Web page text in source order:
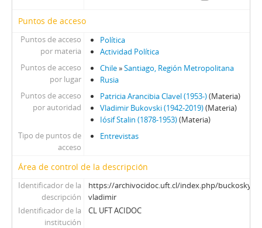
Puntos de acceso
Puntos de acceso
por materia
Política
Actividad Política
Puntos de acceso
por lugar
Chile»Santiago, Región Metropolitana
Rusia
Puntos de acceso
por autoridad
Patricia Arancibia Clavel (1953-)(Materia)
Vladimir Bukovski (1942-2019)(Materia)
Iósif Stalin (1878-1953)(Materia)
Tipo de puntos de
acceso
Entrevistas
Área de control de la descripción
Identificador de la
descripción
https://archivocidoc.uft.cl/index.php/buckosky-
vladimir
Identificador de la
institución
CL UFT ACIDOC